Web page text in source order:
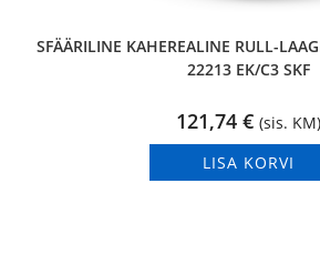
SFÄÄRILINE KAHEREALINE RULL-
22213 EK/C3 SKF
121,74 € (sis. KM)
LISA KORVI